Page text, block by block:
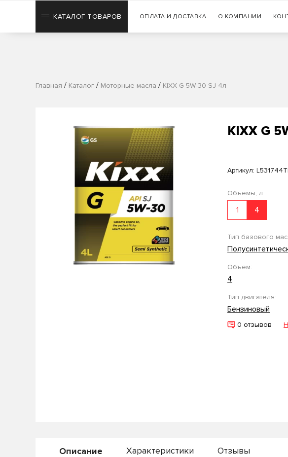
Гарантия
КАТАЛОГ ТОВАРОВ ОПЛАТА И ДОСТАВКА О КОМПАНИИ
Главная / Каталог / Моторные масла / KIXX G 5W-30 SJ 4л
KIXX G
Артикул:
Объемы, л
1 4
Тип базового
Объем:
4
Тип двигателя:
Бензиновый
0 отзывов
Описание Характеристики Отзывы